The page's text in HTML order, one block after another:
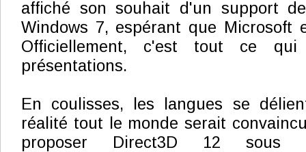
affiché son souhait d'un support
Windows 7, espérant que Microsoft
Officiellement, c'est tout ce
présentations.
En coulisses, les langues se
réalité tout le monde serait
proposer Direct3D 12 sous